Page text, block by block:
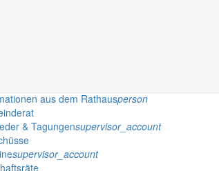
aus dem Rathausperson
& Tagungensupervisor_account
supervisor_account